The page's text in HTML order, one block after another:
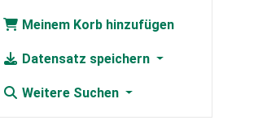
Meinem Korb hinzufügen
Datensatz speichern
Weitere Suchen